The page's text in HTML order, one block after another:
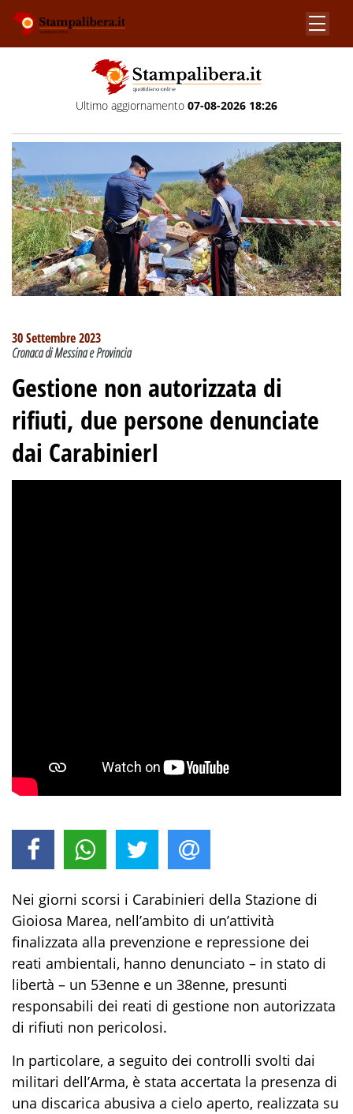
Ultimo aggiornamento 07-08-2026 18:26
30 Settembre 2023
Cronaca di Messina e Provincia
Gestione non autorizzata di
rifiuti, due persone denunciate
dai CarabinierI
Nei giorni scorsi i Carabinieri della Stazione di
Gioiosa Marea, nell’ambito di un’attività
finalizzata alla prevenzione e repressione dei
reati ambientali, hanno denunciato – in stato di
libertà – un 53enne e un 38enne, presunti
responsabili dei reati di gestione non autorizzata
di rifiuti non pericolosi.
In particolare, a seguito dei controlli svolti dai
militari dell’Arma, è stata accertata la presenza di
una discarica abusiva a cielo aperto, realizzata su